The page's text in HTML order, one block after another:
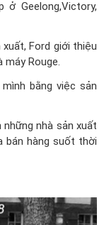
Geelong,Victory,
xuất, Ford giới thiệu
máy Rouge.
bằng việc sản
nhà sản xuất
bán hàng suốt thời